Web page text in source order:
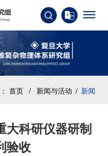
首页 / 新闻与活动 / 新闻
大科研仪器研制
验收